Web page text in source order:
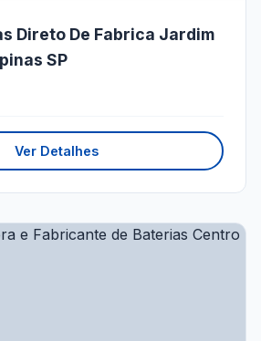
Direto De Fabrica Jardim
SP
Ver Detalhes